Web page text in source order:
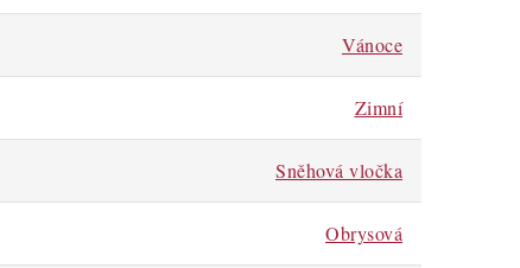
Vánoce
Zimní
Sněhová vločka
Obrysová